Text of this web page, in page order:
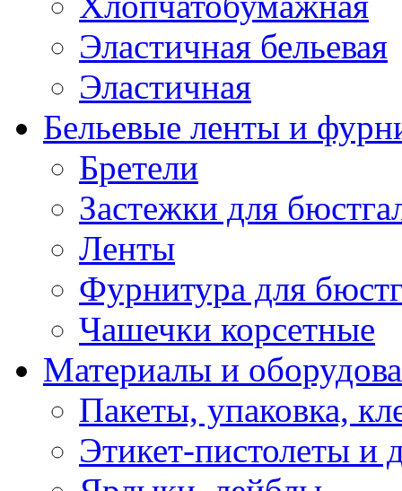
Эластичная бельевая
Эластичная
Бельевые ленты и
Бретели
Застежки для
Ленты
Фурнитура для
Чашечки корсетные
Материалы и
Пакеты, упаковка,
Этикет-пистолеты и